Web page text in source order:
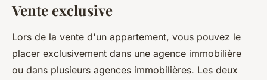
Vente exclusive
Lors de la vente d'un appartement, vous pouvez le
placer exclusivement dans une agence immobilière
ou dans plusieurs agences immobilières. Les deux